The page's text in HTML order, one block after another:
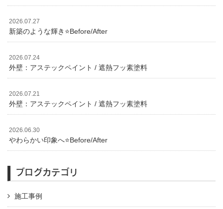
2026.07.27
新築のような輝き⭐️Before/After
2026.07.24
外壁：アステックペイント / 遮熱フッ素塗料
2026.07.21
外壁：アステックペイント / 遮熱フッ素塗料
2026.06.30
やわらかい印象へ⭐️Before/After
ブログカテゴリ
施工事例